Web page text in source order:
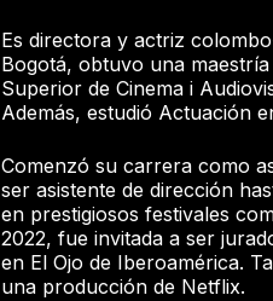
Es directora y actriz
Bogotá, obtuvo una
Superior de Cinema i
Además, estudió Actuación
Comenzó su carrera como
ser asistente de dirección
en prestigiosos festivales
2022, fue invitada a ser
en El Ojo de Iberoamérica.
una producción de Netflix.